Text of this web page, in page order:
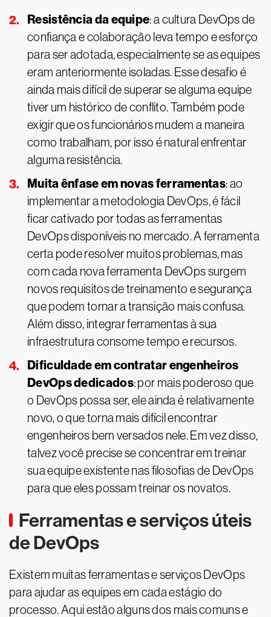
Resistência da equipe: a cultura DevOps de
confiança e colaboração leva tempo e esforço
para ser adotada, especialmente se as equipes
eram anteriormente isoladas. Esse desafio é
ainda mais difícil de superar se alguma equipe
tiver um histórico de conflito. Também pode
exigir que os funcionários mudem a maneira
como trabalham, por isso é natural enfrentar
alguma resistência.
Muita ênfase em novas ferramentas: ao
implementar a metodologia DevOps, é fácil
ficar cativado por todas as ferramentas
DevOps disponíveis no mercado. A ferramenta
certa pode resolver muitos problemas, mas
com cada nova ferramenta DevOps surgem
novos requisitos de treinamento e segurança
que podem tornar a transição mais confusa.
Além disso, integrar ferramentas à sua
infraestrutura consome tempo e recursos.
Dificuldade em contratar engenheiros
DevOps dedicados: por mais poderoso que
o DevOps possa ser, ele ainda é relativamente
novo, o que torna mais difícil encontrar
engenheiros bem versados nele. Em vez disso,
talvez você precise se concentrar em treinar
sua equipe existente nas filosofias de DevOps
para que eles possam treinar os novatos.
Ferramentas e serviços úteis
de DevOps
Existem muitas ferramentas e serviços DevOps
para ajudar as equipes em cada estágio do
processo. Aqui estão alguns dos mais comuns e